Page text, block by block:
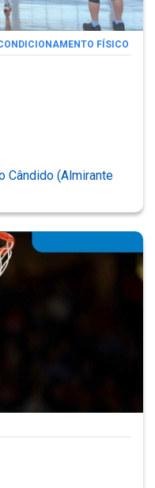
FÍSICO
Cândido (Almirante